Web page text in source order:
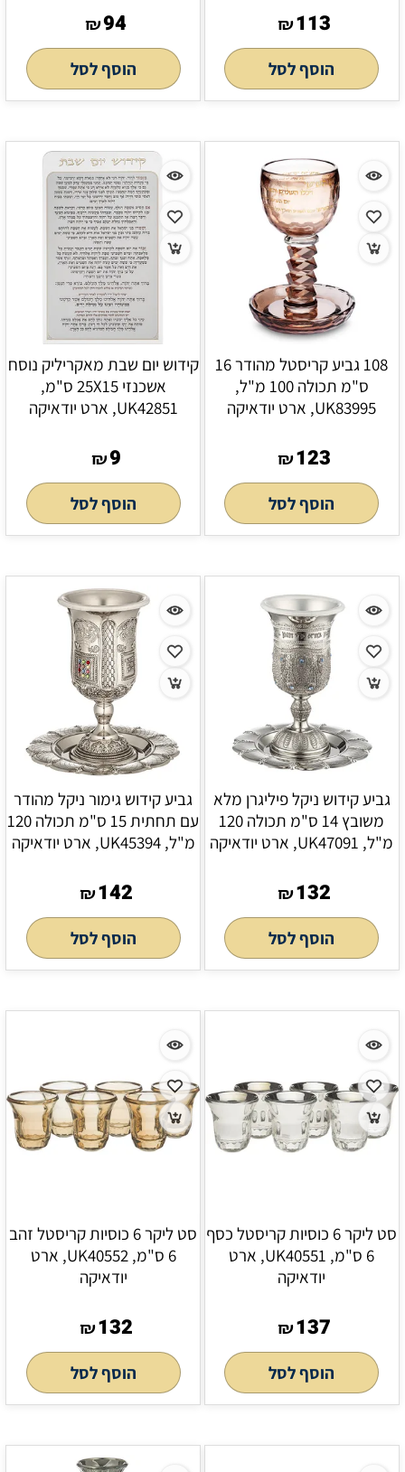
₪113
הוסף לסל
₪94
הוסף לסל
108 גביע קריסטל מהודר 16
ס"מ תכולה 100 מ"ל,
UK83995, ארט יודאיקה
₪123
הוסף לסל
קידוש יום שבת מאקריליק נוסח
אשכנזי 25X15 ס"מ,
UK42851, ארט יודאיקה
₪9
הוסף לסל
גביע קידוש ניקל פיליגרן מלא
משובץ 14 ס"מ תכולה 120
מ"ל, UK47091, ארט יודאיקה
₪132
הוסף לסל
גביע קידוש גימור ניקל מהודר
עם תחתית 15 ס"מ תכולה 120
מ"ל, UK45394, ארט יודאיקה
₪142
הוסף לסל
סט ליקר 6 כוסיות קריסטל כסף
6 ס"מ, UK40551, ארט
יודאיקה
₪137
הוסף לסל
סט ליקר 6 כוסיות קריסטל זהב
6 ס"מ, UK40552, ארט
יודאיקה
₪132
הוסף לסל